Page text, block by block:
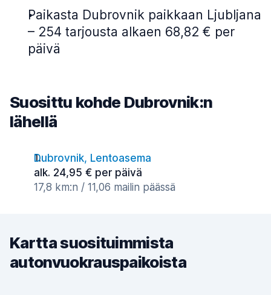
Paikasta Dubrovnik paikkaan Ljubljana
– 254 tarjousta alkaen 68,82 € per
päivä
Suosittu kohde Dubrovnik:n
lähellä
Dubrovnik, Lentoasema
alk. 24,95 € per päivä
17,8 km:n / 11,06 mailin päässä
Kartta suosituimmista
autonvuokrauspaikoista